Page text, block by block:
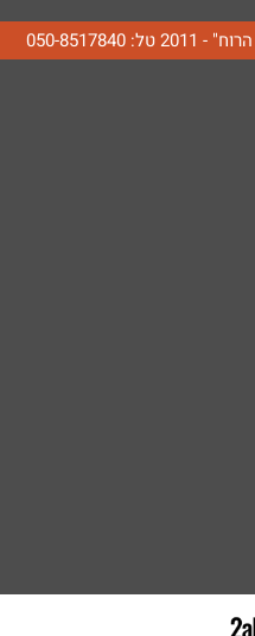
8517840